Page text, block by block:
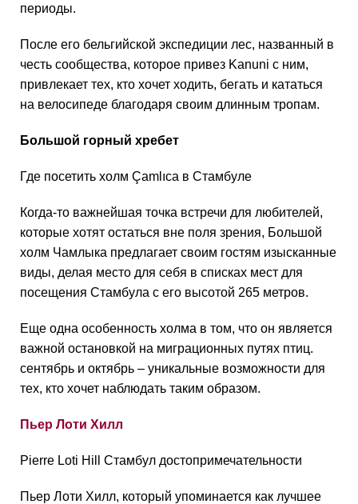
периоды.
После его бельгийской экспедиции лес, названный в
честь сообщества, которое привез Kanuni с ним,
привлекает тех, кто хочет ходить, бегать и кататься
на велосипеде благодаря своим длинным тропам.
Большой горный хребет
Где посетить холм Çamlıca в Стамбуле
Когда-то важнейшая точка встречи для любителей,
которые хотят остаться вне поля зрения, Большой
холм Чамлыка предлагает своим гостям изысканные
виды, делая место для себя в списках мест для
посещения Стамбула с его высотой 265 метров.
Еще одна особенность холма в том, что он является
важной остановкой на миграционных путях птиц.
сентябрь и октябрь – уникальные возможности для
тех, кто хочет наблюдать таким образом.
Пьер Лоти Хилл
Pierre Loti Hill Стамбул достопримечательности
Пьер Лоти Хилл, который упоминается как лучшее